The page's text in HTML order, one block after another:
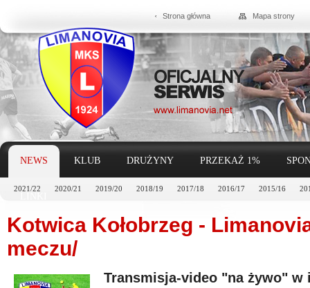
Strona główna Mapa strony
NEWS
2021/22 2020/21 2019/20 2018/19 2017/18 2016/17 2015/16
KLUB DRUŻYNY PRZEKAŻ 1%
Kotwica Kołobrzeg -
meczu/
Transmisja-video "na żywo" w